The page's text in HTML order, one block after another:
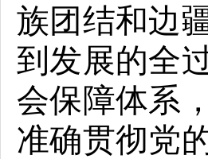
族团结和边
到发展的全
会保障体系
准确贯彻党